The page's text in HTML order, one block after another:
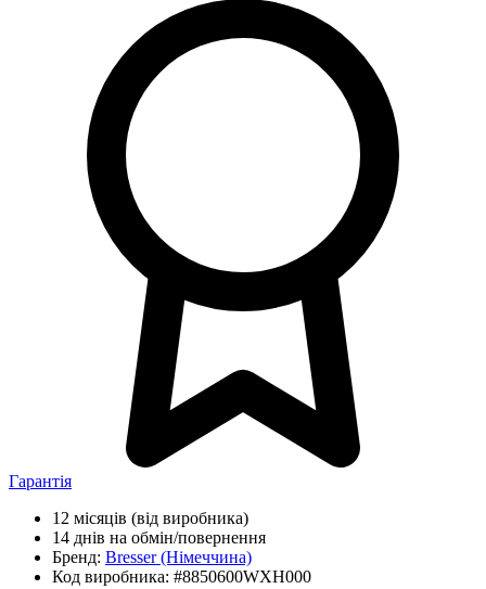
Гарантія
12 місяців (від виробника)
14 днів на обмін/повернення
Бренд: Bresser(Німеччина)
Код виробника: #8850600WXH000